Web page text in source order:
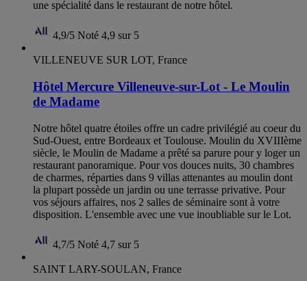
une spécialité dans le restaurant de notre hôtel.
4,9/5 Noté 4,9 sur 5
VILLENEUVE SUR LOT, France
Hôtel Mercure Villeneuve-sur-Lot - Le Moulin
de Madame
Notre hôtel quatre étoiles offre un cadre privilégié au coeur du
Sud-Ouest, entre Bordeaux et Toulouse. Moulin du XVIIIème
siècle, le Moulin de Madame a prêté sa parure pour y loger un
restaurant panoramique. Pour vos douces nuits, 30 chambres
de charmes, réparties dans 9 villas attenantes au moulin dont
la plupart possède un jardin ou une terrasse privative. Pour
vos séjours affaires, nos 2 salles de séminaire sont à votre
disposition. L'ensemble avec une vue inoubliable sur le Lot.
4,7/5 Noté 4,7 sur 5
SAINT LARY-SOULAN, France